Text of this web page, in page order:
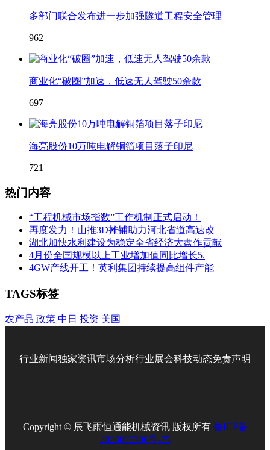
多部门联合发布进一步加强隧道工程安全管理
962
商业化“破圈”加速，低速无人驾驶50余款
697
海亮股份10万吨电解铜箔项目落子印尼
721
热门内容
“工程机械市场指数”工作机制正式启动！
再度发力！山推3D摊铺助力河北省道高速改
湖北加快水利建设为稳定全省经济大盘作贡献
4月份全国规模以上工业增加值同比增长5.
4GW产线开工！英利集团持续提高组件产能
TAGS标签
农产品 政策 中日 投资 美国
行业新闻独家资讯市场分析行业展会科技动态免责声明
Copyright © 辰飞雨恒通能机械资讯 版权所有 鲁ICP备
2026005306号-75